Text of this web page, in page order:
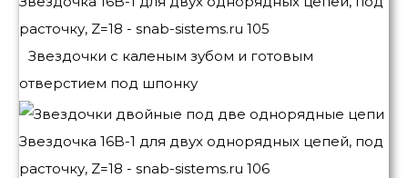
Звездочки с каленым зубом и готовым
отверстием под шпонку